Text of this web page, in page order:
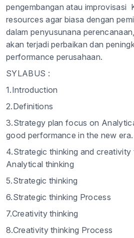
pengembangan atau improvisasi
resources agar biasa dengan
dalam penyusunana
akan terjadi perbaikan dan
performance perusahaan.
SYLABUS :
1.Introduction
2.Definitions
3.Strategy plan focus on
good performance in the new era.
4.Strategic thinking and
Analytical thinking
5.Strategic thinking
6.Strategic thinking Process
7.Creativity thinking
8.Creativity thinking Process